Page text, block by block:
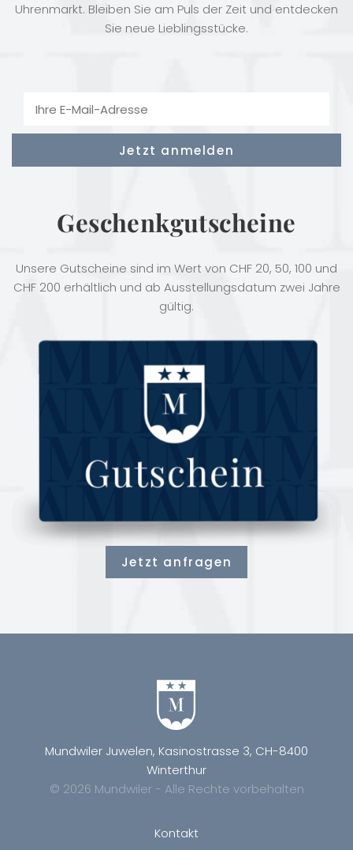
Uhrenmarkt. Bleiben Sie am Puls der Zeit und entdecken
Sie neue Lieblingsstücke.
Geschenkgutscheine
Unsere Gutscheine sind im Wert von CHF 20, 50, 100 und
CHF 200 erhältlich und ab Ausstellungsdatum zwei Jahre
gültig.
Jetzt anfragen
Mundwiler Juwelen, Kasinostrasse 3, CH-8400
Winterthur
© 2026 Mundwiler - Alle Rechte vorbehalten
Kontakt